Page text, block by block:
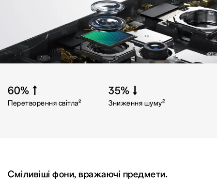
60%↑
Перетворення світла2
35%↓
Зниження шуму2
Сміливіші фони, вражаючі предмети.